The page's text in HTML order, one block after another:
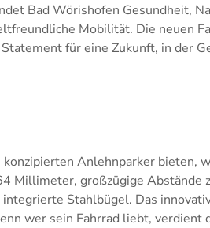
Bad Wörishofen Gesundheit,
Mobilität. Die neuen
für eine Zukunft, in der
Anlehnparker bieten,
Millimeter, großzügige Abstände
Stahlbügel. Das
wer sein Fahrrad liebt, verdient